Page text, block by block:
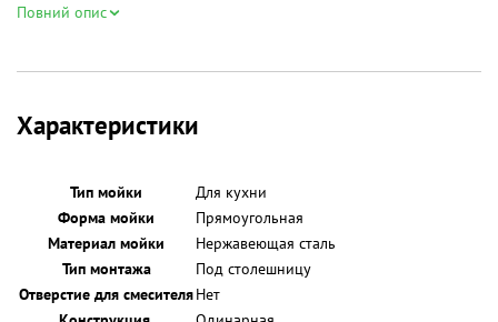
(бази):
Розміри основної чаші (ДхШхГ): 480 x 400 x 190 мм
Матеріал корпуса:
Упаковка:
Ширина:
61 см
Высота:
29 см
Глубина:
51 см
Повний опис
Характеристики
Тип мойки
Для кухни
Форма мойки
Прямоугольная
Материал мойки
Нержавеющая сталь
Тип монтажа
Под столешницу
Отверстие для смесителяНет